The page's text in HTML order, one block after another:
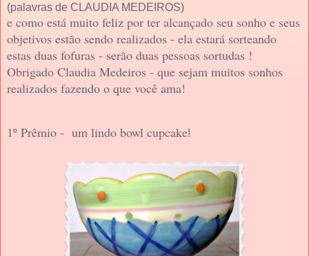
(palavras de CLAUDIA MEDEIROS)
e como está muito feliz por ter alcançado seu sonho e seus
objetivos estão sendo realizados - ela estará sorteando
estas duas fofuras - serão duas pessoas sortudas !
Obrigado Claudia Medeiros - que sejam muitos sonhos
realizados fazendo o que você ama!
1º Prêmio - um lindo bowl cupcake!